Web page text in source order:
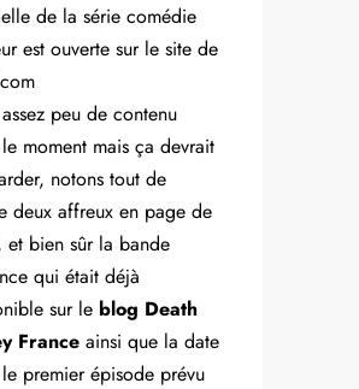
de la série comédie
est ouverte sur le site de
peu de contenu
moment mais ça devrait
notons tout de
deux affreux en page de
et bien sûr la bande
qui était déjà
sur le blog Death
France ainsi que la date
premier épisode prévu